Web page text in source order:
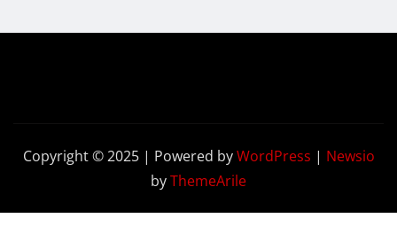
Copyright © 2025 | Powered byWordPress | Newsio
byThemeArile